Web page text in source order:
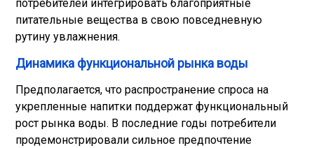
потребителей интегрировать благоприятные
питательные вещества в свою повседневную
рутину увлажнения.
Динамика функциональной рынка воды
Предполагается, что распространение спроса на
укрепленные напитки поддержат функциональный
рост рынка воды. В последние годы потребители
продемонстрировали сильное предпочтение